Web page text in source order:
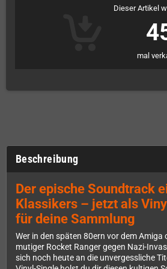
Dieser Artikel
mal
Beschreibung
Der epische Soundtrack
Klassikers – jetzt als
für deine Sammlung
Wer in den späten 80ern vor dem Amiga
mutiger Rocket Ranger gegen Nazi-
sich noch heute an die unvergessliche